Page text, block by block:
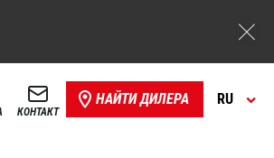
КОНТАКТ
НАЙТИ ДИЛЕРА RU